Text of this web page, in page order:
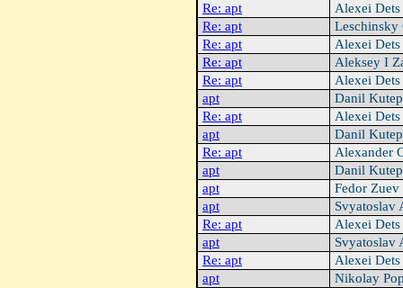
Re: apt
Alexei Dets
Re: apt
Re: apt
Alexei Dets
Re: apt
Aleksey I
Re: apt
Alexei Dets
apt
Danil
Re: apt
Alexei Dets
apt
Danil
Re: apt
Alexander
apt
Danil
apt
Fedor Zuev
apt
Svyatoslav
Re: apt
Alexei Dets
apt
Svyatoslav
Re: apt
Alexei Dets
apt
Nikolay